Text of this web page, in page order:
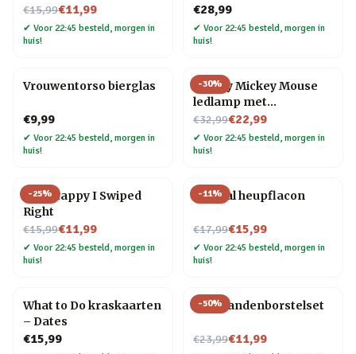
€15,99
Nu voor€11,99
✔ Voor 22:45 besteld, morgen in
huis!
€28,99
✔ Voor 22:45 besteld, morgen in
huis!
Vrouwentorso bierglas
€9,99
✔ Voor 22:45 besteld, morgen in
huis!
-30%
Disney Mickey Mouse
ledlamp met
keramische voet
€32,99
Nu voor€22,99
✔ Voor 22:45 besteld, morgen in
huis!
-25%
Mok Happy I Swiped
Right
€15,99
Nu voor€11,99
✔ Voor 22:45 besteld, morgen in
huis!
-11%
Golfbal heupflacon
€17,99
Nu voor€15,99
✔ Voor 22:45 besteld, morgen in
huis!
What to Do kraskaarten
– Dates
€15,99
-50%
Hart tandenborstelset
€23,99
Nu voor€11,99